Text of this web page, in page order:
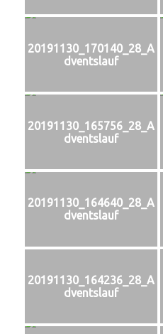
20191130_170140_28_A
dventslauf
20191130_165756_28_A
dventslauf
20191130_164640_28_A
dventslauf
20191130_164236_28_A
dventslauf